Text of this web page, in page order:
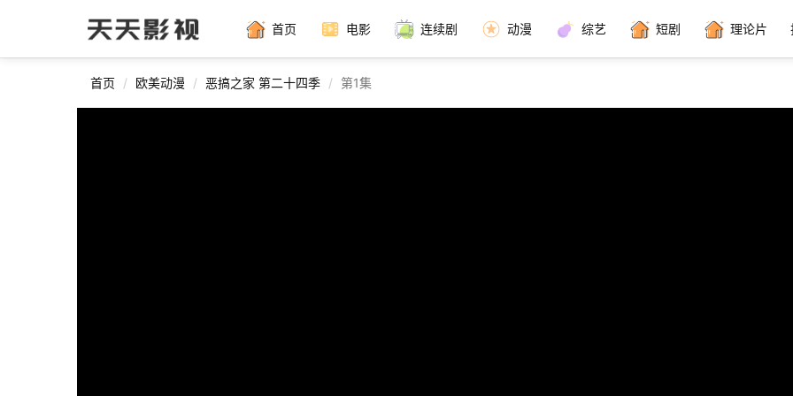
首页 电影 连续剧 动漫 综艺 短剧 理论片
首页 欧美动漫 恶搞之家 第二十四季 第1集